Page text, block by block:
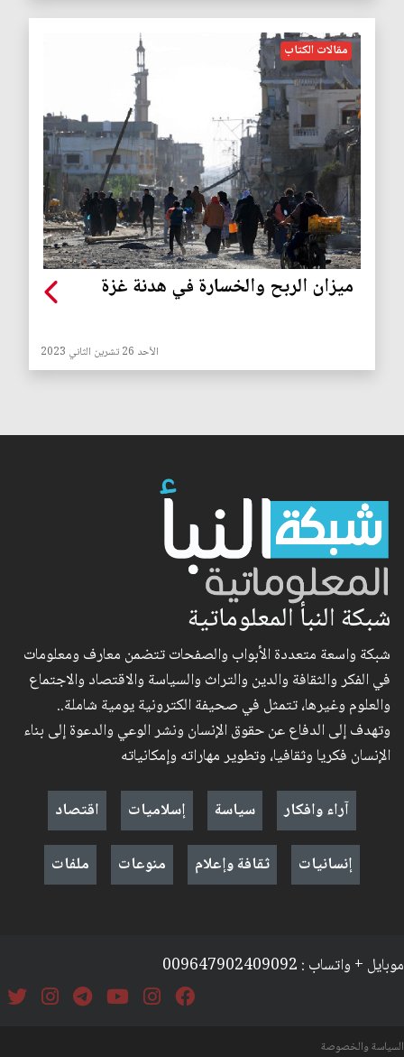
مقالات الكتاب
ميزان الربح والخسارة في هدنة غزة
الأحد 26 تشرين الثاني 2023
شبكة النبأ المعلوماتية
شبكة واسعة متعددة الأبواب والصفحات تتضمن معارف ومعلومات
في الفكر والثقافة والدين والتراث والسياسة والاقتصاد والاجتماع
والعلوم وغيرها، تتمثل في صحيفة الكترونية يومية شاملة..
وتهدف إلى الدفاع عن حقوق الإنسان ونشر الوعي والدعوة إلى بناء
الإنسان فكريا وثقافيا، وتطوير مهاراته وإمكانياته
آراء وافكار
سياسة إسلاميات
اقتصاد
إنسانيات
ثقافة وإعلام منوعات ملفات
موبايل + واتساب : 009647902409092
السياسة والخصوصة